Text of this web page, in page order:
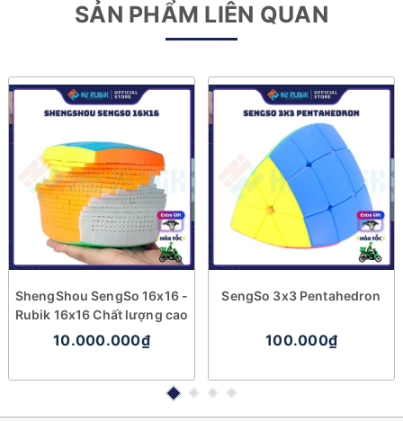
SẢN PHẨM LIÊN QUAN
ShengShou SengSo 16x16 -
Rubik 16x16 Chất lượng cao
10.000.000₫
SengSo 3x3 Pentahedron
100.000₫